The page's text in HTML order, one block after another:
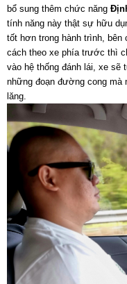
bổ sung thêm chức năng
tính năng này thật sự hữu
tốt hơn trong hành trình,
cách theo xe phía trước thì
vào hệ thống đánh lái, xe
những đoạn đường cong
lăng.